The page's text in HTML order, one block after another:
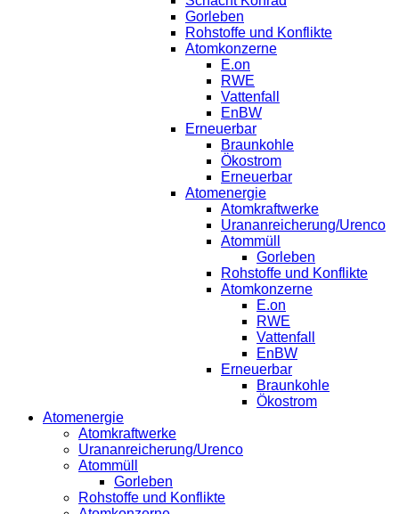
Gorleben
Rohstoffe und Konflikte
Atomkonzerne
E.on
RWE
Vattenfall
EnBW
Erneuerbar
Braunkohle
Ökostrom
Erneuerbar
Atomenergie
Atomkraftwerke
Urananreicherung/Urenco
Atommüll
Gorleben
Rohstoffe und Konflikte
Atomkonzerne
E.on
RWE
Vattenfall
EnBW
Erneuerbar
Braunkohle
Ökostrom
Atomenergie
Atomkraftwerke
Urananreicherung/Urenco
Atommüll
Gorleben
Rohstoffe und Konflikte